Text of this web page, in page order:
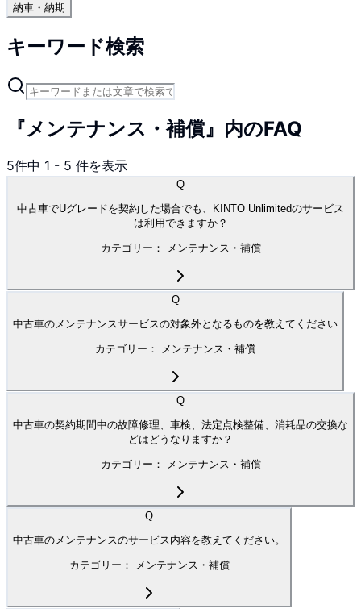
納車・納期
キーワード検索
『メンテナンス・補償』内のFAQ
5件中 1 - 5 件を表示
Q
中古車でUグレードを契約した場合でも、KINTO Unlimitedのサービス
は利用できますか？
カテゴリー： メンテナンス・補償
Q
中古車のメンテナンスサービスの対象外となるものを教えてください
カテゴリー： メンテナンス・補償
Q
中古車の契約期間中の故障修理、車検、法定点検整備、消耗品の交換な
どはどうなりますか？
カテゴリー： メンテナンス・補償
Q
中古車のメンテナンスのサービス内容を教えてください。
カテゴリー： メンテナンス・補償